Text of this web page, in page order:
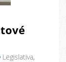
Legislativa,